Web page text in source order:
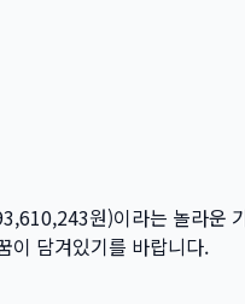
원)이라는 놀라운
이 담겨있기를 바랍니다.